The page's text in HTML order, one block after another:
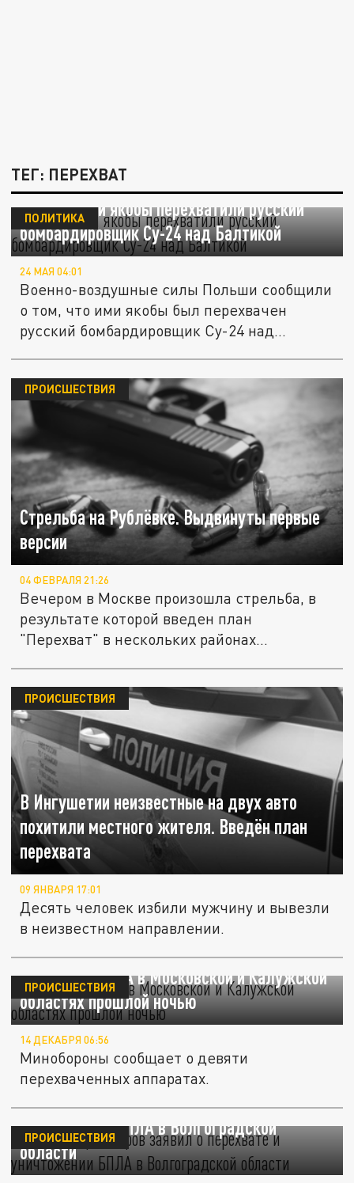
ТЕГ: ПЕРЕХВАТ
ВВС Польши якобы перехватили русский
бомбардировщик Су-24 над Балтикой
ПОЛИТИКА
24 МАЯ 04:01
Военно-воздушные силы Польши сообщили
о том, что ими якобы был перехвачен
русский бомбардировщик Су-24 над...
Стрельба на Рублёвке. Выдвинуты первые
версии
ПРОИСШЕСТВИЯ
04 ФЕВРАЛЯ 21:26
Вечером в Москве произошла стрельба, в
результате которой введен план
"Перехват" в нескольких районах
В Ингушетии неизвестные на двух авто
похитили местного жителя. Введён план
перехвата
ПРОИСШЕСТВИЯ
09 ЯНВАРЯ 17:01
Десять человек избили мужчину и вывезли
в неизвестном направлении.
Где сбили БПЛА в Московской и Калужской
областях прошлой ночью
ПРОИСШЕСТВИЯ
14 ДЕКАБРЯ 06:56
Минобороны сообщает о девяти
перехваченных аппаратах.
Губернатор Бочаров заявил о перехвате и
уничтожении БПЛА в Волгоградской
области
ПРОИСШЕСТВИЯ